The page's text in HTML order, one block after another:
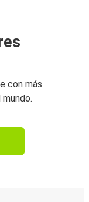
con más